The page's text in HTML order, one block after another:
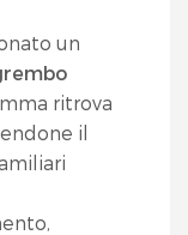
un
ritrova
il